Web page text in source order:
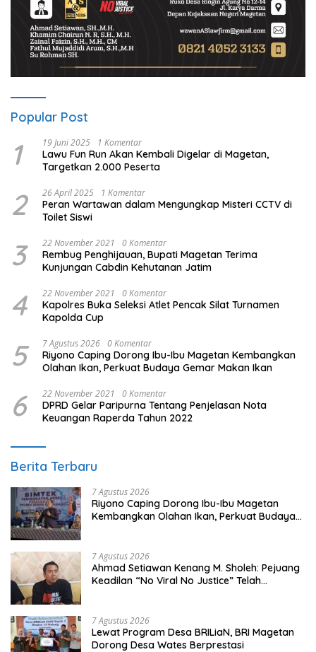
Popular Post
1 19 Juni 2025 1 Komentar
Lawu Fun Run Akan Kembali Digelar di Magetan,
Targetkan 2.000 Peserta
2 26 April 2025 1 Komentar
Peran Wartawan dalam Mengungkap Misteri CCTV di
Toilet Siswi
3 22 November 2021 0 Komentar
Rembug Penghijauan, Bupati Magetan Terima
Kunjungan Cabdin Kehutanan Jatim
4 22 November 2021 0 Komentar
Kapolres Buka Seleksi Atlet Pencak Silat Turnamen
Kapolda Cup
5 7 Agustus 2026 0 Komentar
Riyono Caping Dorong Ibu-Ibu Magetan Kembangkan
Olahan Ikan, Perkuat Budaya Gemar Makan Ikan
6 22 November 2021 0 Komentar
DPRD Gelar Paripurna Tentang Penjelasan Nota
Keuangan Raperda Tahun 2022
Berita Terbaru
7 Agustus 2026
Riyono Caping Dorong Ibu-Ibu Magetan
Kembangkan Olahan Ikan, Perkuat Budaya
7 Agustus 2026
Ahmad Setiawan Kenang M. Sholeh: Pejuang
Keadilan “No Viral No Justice” Telah
7 Agustus 2026
Lewat Program Desa BRILiaN, BRI Magetan
Dorong Desa Wates Berprestasi